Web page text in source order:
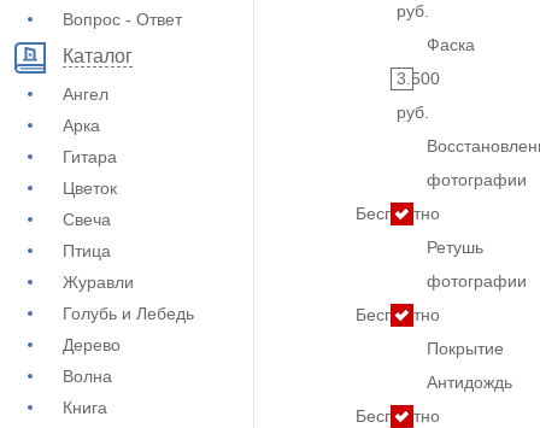
Вопрос - Ответ
Каталог
Ангел
Арка
Гитара
Цветок
Свеча
Птица
Журавли
Голубь и Лебедь
Дерево
Волна
Книга
руб.
Фаска
3.500
руб.
фотографии
Бесплатно
Ретушь
фотографии
Бесплатно
Покрытие
Антидождь
Бесплатно